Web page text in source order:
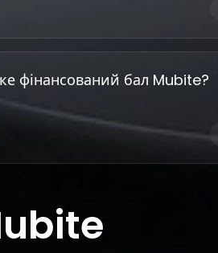
фінансований бал Mubite?